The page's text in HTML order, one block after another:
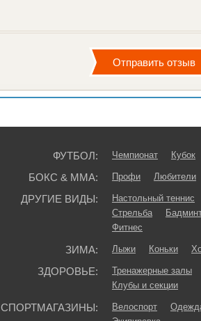
ФУТБОЛ: Чемпионат Кубок
БОКС & ММА: Профи Любители
ДРУГИЕ ВИДЫ:
Настольный теннис
Стрельба
Фитнес
ЗИМА: Лыжи Коньки
ЗДОРОВЬЕ:
Тренажерные залы
Клубы и секции
СПОРТМАГАЗИНЫ: Велоспорт